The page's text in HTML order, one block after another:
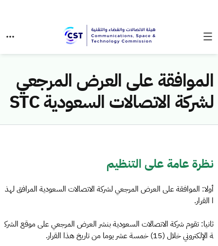
الموافقة على العرض المرجعي
لشركة الاتصالات السعودية STC
نظرة عامة على التنظيم
أولا: الموافقة على العرض المرجعي لشركة الاتصالات السعودية المرافق لهذ
ا القرار.
ثانيا: تقوم شركة الاتصالات السعودية بنشر العرض المرجعي على موقع الشرك
ة الإلكتروني خلال (15) خمسة عشر يوما من تاريخ هذا القرار
.